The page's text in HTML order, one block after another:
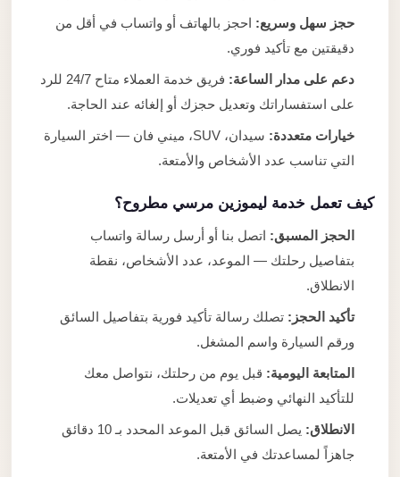
حجز سهل وسريع:احجز بالهاتف أو واتساب في أقل من
دقيقتين مع تأكيد فوري.
دعم على مدار الساعة:
فريق خدمة العملاء متاح 24/7 للرد
على استفساراتك وتعديل حجزك أو إلغائه عند الحاجة.
خيارات متعددة:
سيدان، SUV، ميني فان — اختر السيارة
التي تناسب عدد الأشخاص والأمتعة.
كيف تعمل خدمة ليموزين مرسي مطروح؟
الحجز المسبق:اتصل بنا أو أرسل رسالة واتساب
بتفاصيل رحلتك — الموعد، عدد الأشخاص، نقطة
الانطلاق.
تأكيد الحجز:تصلك رسالة تأكيد فورية بتفاصيل السائق
ورقم السيارة واسم المشغل.
المتابعة اليومية:قبل يوم من رحلتك، نتواصل معك
للتأكيد النهائي وضبط أي تعديلات.
الانطلاق:
يصل السائق قبل الموعد المحدد بـ 10 دقائق
جاهزاً لمساعدتك في الأمتعة.